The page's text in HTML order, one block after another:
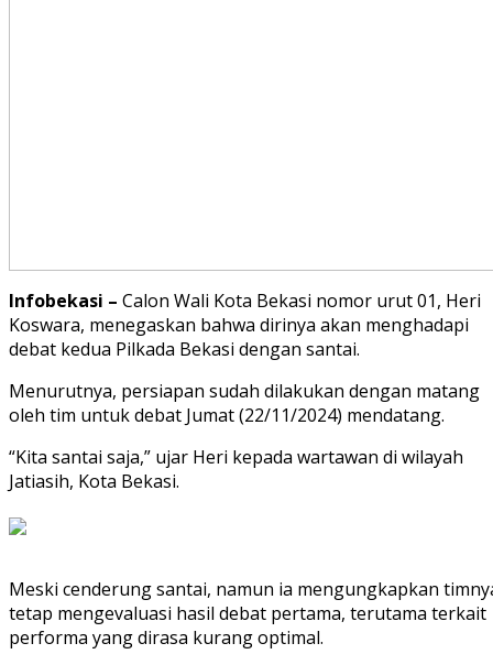
Infobekasi – Calon Wali Kota Bekasi nomor urut 01, Heri
Koswara, menegaskan bahwa dirinya akan menghadapi
debat kedua Pilkada Bekasi dengan santai.
Menurutnya, persiapan sudah dilakukan dengan matang
oleh tim untuk debat Jumat (22/11/2024) mendatang.
“Kita santai saja,” ujar Heri kepada wartawan di wilayah
Jatiasih, Kota Bekasi.
Meski cenderung santai, namun ia mengungkapkan
tetap mengevaluasi hasil debat pertama, terutama terkait
performa yang dirasa kurang optimal.